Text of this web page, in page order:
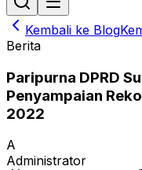
Kembali ke Blog
Berita
Paripurna DPRD
Penyampaian
2022
A
Administrator